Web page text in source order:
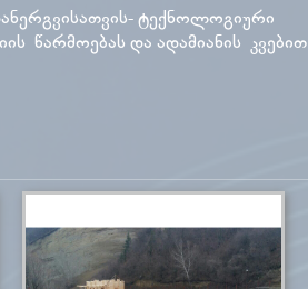
ტექნოლოგიური
წარმოებას და ადამიანის კვებით